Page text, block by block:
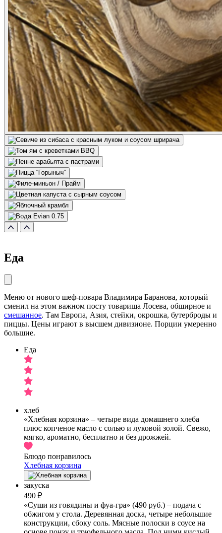
Еда
Меню от нового шеф-повара Владимира Баранова, который
сменил на этом важном посту товарища Лосева, обширное и
смешанное. Там Европа, Азия, стейки, окрошка, бутерброды и
пиццы. Цены играют в высшем дивизионе. Порции умеренно
большие.
Еда
хлеб
«Хлебная корзина» – четыре вида домашнего хлеба
плюс копченое масло с солью и луковой золой. Свежо,
мягко, ароматно, бесплатно и без дрожжей.
Блюдо понравилось
Хлебная корзина
закуска
490 ₽
«Суши из говядины и фуа-гра» (490 руб.) – подача с
обжигом у стола. Деревянная доска, четыре небольшие
конструкции, сбоку соль. Мясные полоски в соусе на